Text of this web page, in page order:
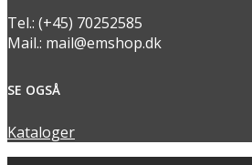
Tel.: (+45) 70252585
Mail.: mail@emshop.dk
SE OGSÅ
Kataloger